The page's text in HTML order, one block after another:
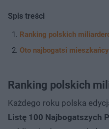
Spis treści
Ranking polskich
Oto najbogatsi
Ranking polskich
Każdego roku polska
Listę 100 Najbogatszych